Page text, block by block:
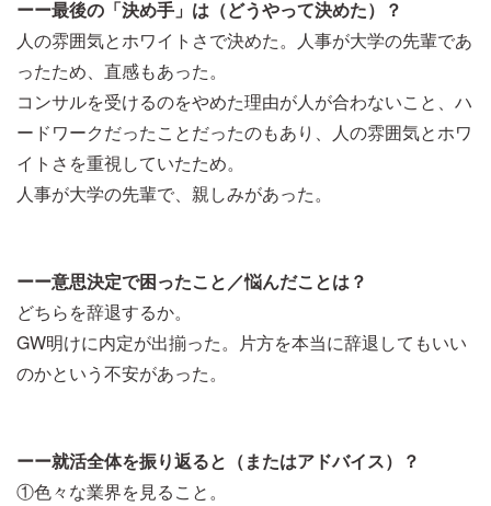
ーー最後の「決め手」は（どうやって決めた）？
人の雰囲気とホワイトさで決めた。人事が大学の先輩であ
ったため、直感もあった。
コンサルを受けるのをやめた理由が人が合わないこと、ハ
ードワークだったことだったのもあり、人の雰囲気とホワ
イトさを重視していたため。
人事が大学の先輩で、親しみがあった。
ーー意思決定で困ったこと／悩んだことは？
どちらを辞退するか。
GW明けに内定が出揃った。片方を本当に辞退してもいい
のかという不安があった。
ーー就活全体を振り返ると（またはアドバイス）？
①色々な業界を見ること。